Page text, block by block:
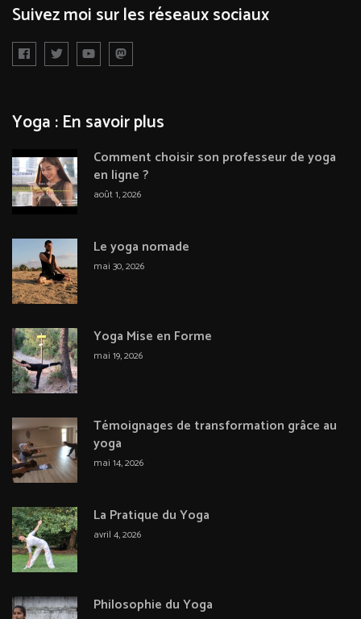
Suivez moi sur les réseaux sociaux
Yoga : En savoir plus
Comment choisir son professeur de yoga
en ligne ?
août 1, 2026
Le yoga nomade
mai 30, 2026
Yoga Mise en Forme
mai 19, 2026
Témoignages de transformation grâce au
yoga
mai 14, 2026
La Pratique du Yoga
avril 4, 2026
Philosophie du Yoga